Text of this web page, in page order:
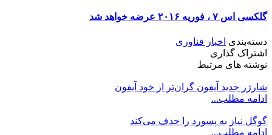
گلکسی اس ۷ ، فوریه ۲۰۱۶ عرضه خواهد شد
دسته‌بندی اخبار فناوری
اشتراک گذاری
نوشته های مرتبط
شارژر جدید آیفون گران‌تر از خود آیفون
ادامه مطلب...
گوگل نیاز به پسورد را حذف می‌کند
ادامه مطلب...